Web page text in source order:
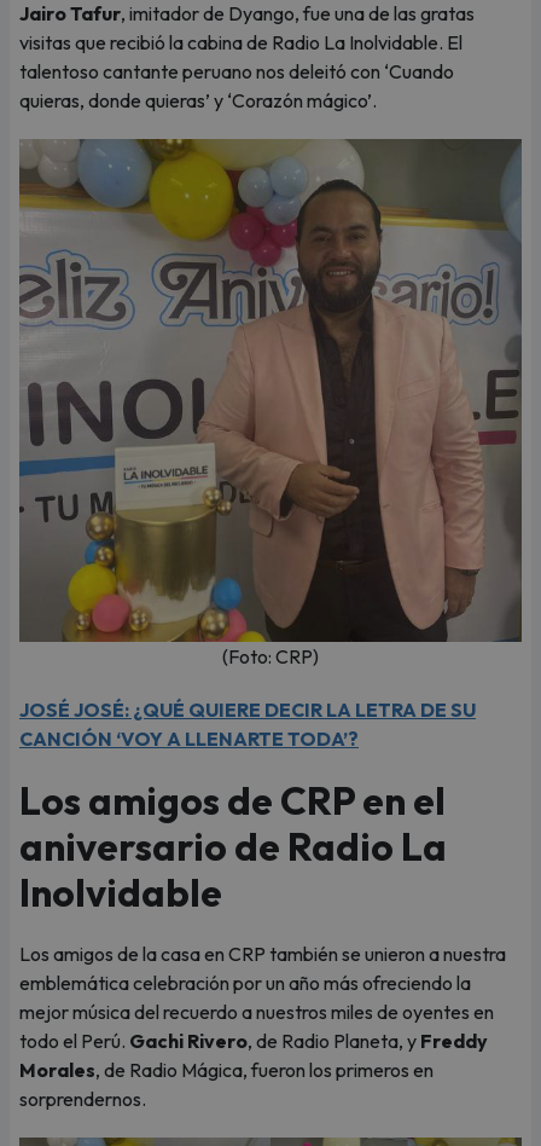
Jairo Tafur, imitador de Dyango, fue una de las gratas
visitas que recibió la cabina de Radio La Inolvidable. El
talentoso cantante peruano nos deleitó con ‘Cuando
quieras, donde quieras’ y ‘Corazón mágico’.
(Foto: CRP)
JOSÉ JOSÉ: ¿QUÉ QUIERE DECIR LA LETRA DE SU
CANCIÓN ‘VOY A LLENARTE TODA’?
Los amigos de CRP en el
aniversario de Radio La
Inolvidable
Los amigos de la casa en CRP también se unieron a nuestra
emblemática celebración por un año más ofreciendo la
mejor música del recuerdo a nuestros miles de oyentes en
todo el Perú. Gachi Rivero, de Radio Planeta, y Freddy
Morales, de Radio Mágica, fueron los primeros en
sorprendernos.